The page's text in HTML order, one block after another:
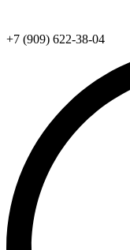
+7 (909) 622-38-04